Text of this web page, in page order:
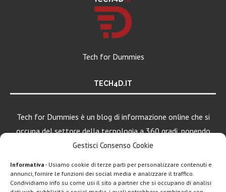
Gestisci Consenso Cookie
Informativa - Usiamo cookie di terze parti per personalizzare contenuti e
annunci, fornire le funzioni dei social media e analizzare il traffico.
Condividiamo info su come usi il sito a partner che si occupano di analisi
Tech for Dummies
TECH4D.IT
Tech for Dummies è un blog di informazione online che si
occupa del settore della tecnologia a 360 gradi, ponendo
una particolare attenzione al mondo Android, Apple e